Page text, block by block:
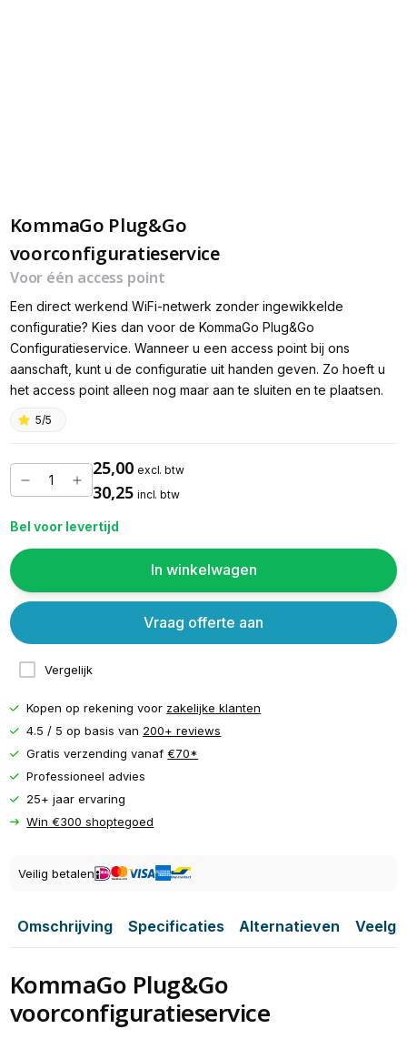
KommaGo Plug&Go
voorconfiguratieservice
Voor één access point
Een direct werkend WiFi-netwerk zonder ingewikkelde
configuratie? Kies dan voor de KommaGo Plug&Go
Configuratieservice. Wanneer u een access point bij ons
aanschaft, kunt u de configuratie uit handen geven. Zo hoeft u
het access point alleen nog maar aan te sluiten en te plaatsen.
5/5
25,00 excl. btw
30,25 incl. btw
Bel voor levertijd
In winkelwagen
Vergelijk
Vraag offerte aan
Kopen op rekening voor zakelijke klanten
4.5 / 5 op basis van 200+ reviews
Gratis verzending vanaf€70*
Professioneel advies
25+ jaar ervaring
Win €300 shoptegoed
Veilig betalen
Omschrijving Specificaties Alternatieven
KommaGo Plug&Go
voorconfiguratieservice